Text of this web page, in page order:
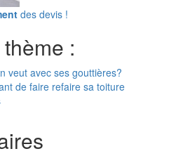
des devis !
:
veut avec ses gouttières?
de faire refaire sa toiture